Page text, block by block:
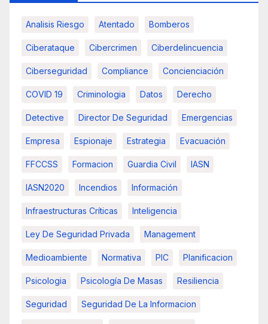
Analisis Riesgo Atentado Bomberos
Ciberataque Cibercrimen Ciberdelincuencia
Ciberseguridad Compliance Concienciación
COVID 19 Criminologia Datos Derecho
Detective Director De Seguridad Emergencias
Empresa Espionaje Estrategia Evacuación
FFCCSS Formacion Guardia Civil IASN
IASN2020 Incendios Información
Infraestructuras Críticas Inteligencia
Ley De Seguridad Privada Management
Medioambiente Normativa PIC Planificacion
Psicologia Psicología De Masas Resiliencia
Seguridad Seguridad De La Informacion